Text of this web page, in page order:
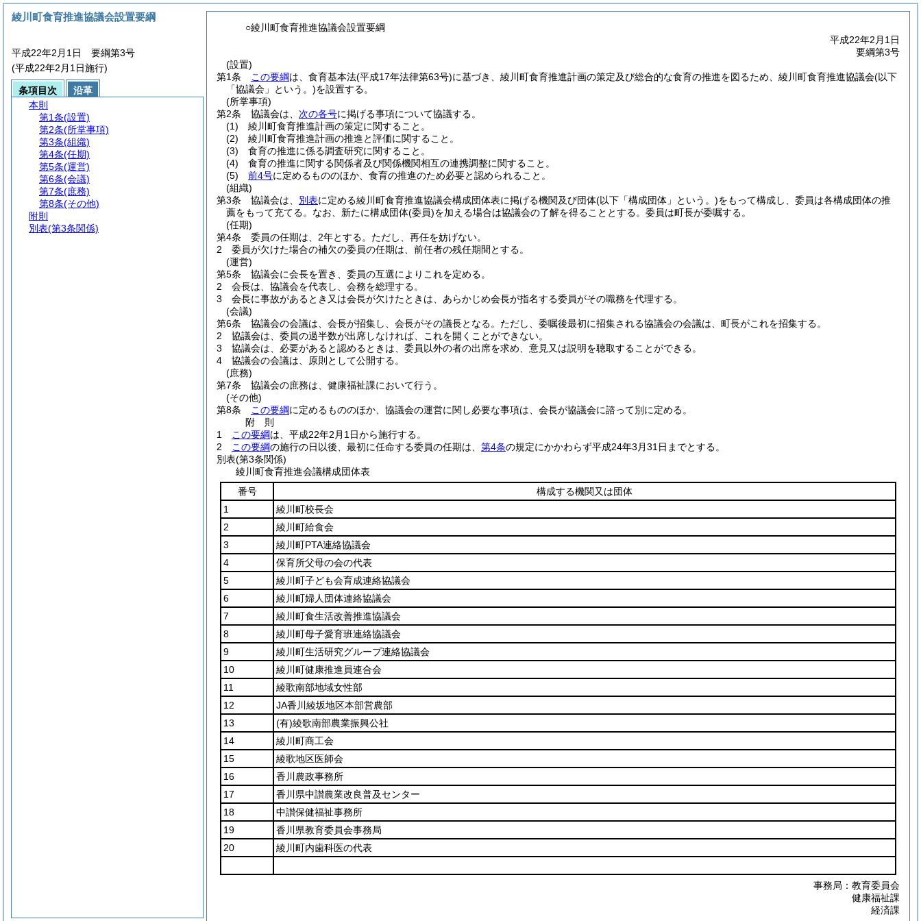
○綾川町食育推進協議会設置要綱
平成22年2月1日
要綱第3号
(設置)
第1条
この要綱は、食育基本法(平成17年法律第63号)に基づき、綾川町食育推進計画の策定及び総合的な食育の推進を図るため、綾川町食育推進協議会(以下
「協議会」という。)を設置する。
(所掌事項)
第2条
協議会は、 次の各号に掲げる事項について協議する。
(1)
綾川町食育推進計画の策定に関すること。
(2)
綾川町食育推進計画の推進と評価に関すること。
(3)
食育の推進に係る調査研究に関すること。
(4)
食育の推進に関する関係者及び関係機関相互の連携調整に関すること。
(5)
前4号に定めるもののほか、食育の推進のため必要と認められること。
(組織)
第3条
協議会は、 別表に定める綾川町食育推進協議会構成団体表に掲げる機関及び団体(以下「構成団体」という。)をもって構成し、委員は各構成団体の推
薦をもって充てる。 なお、新たに構成団体(委員)を加える場合は協議会の了解を得ることとする。 委員は町長が委嘱する。
(任期)
第4条
委員の任期は、2年とする。 ただし、再任を妨げない。
2
委員が欠けた場合の補欠の委員の任期は、前任者の残任期間とする。
(運営)
第5条
協議会に会長を置き、委員の互選によりこれを定める。
2
会長は、協議会を代表し、会務を総理する。
3
会長に事故があるとき又は会長が欠けたときは、あらかじめ会長が指名する委員がその職務を代理する。
(会議)
第6条
協議会の会議は、会長が招集し、会長がその議長となる。 ただし、委嘱後最初に招集される協議会の会議は、町長がこれを招集する。
2
協議会は、委員の過半数が出席しなければ、これを開くことができない。
3
協議会は、必要があると認めるときは、委員以外の者の出席を求め、意見又は説明を聴取することができる。
4
協議会の会議は、原則として公開する。
(庶務)
第7条
協議会の庶務は、健康福祉課において行う。
(その他)
第8条
この要綱に定めるもののほか、協議会の運営に関し必要な事項は、会長が協議会に諮って別に定める。
附 則
1
この要綱は、平成22年2月1日から施行する。
2
この要綱の施行の日以後、最初に任命する委員の任期は、 第4条の規定にかかわらず平成24年3月31日までとする。
別表(第3条関係)
綾川町食育推進会議構成団体表
番号
構成する機関又は団体
1
綾川町校長会
2
綾川町給食会
3
綾川町PTA連絡協議会
4
保育所父母の会の代表
5
綾川町子ども会育成連絡協議会
6
綾川町婦人団体連絡協議会
7
綾川町食生活改善推進協議会
8
綾川町母子愛育班連絡協議会
9
綾川町生活研究グループ連絡協議会
10
綾川町健康推進員連合会
11
綾歌南部地域女性部
12
JA香川綾坂地区本部営農部
13
(有)綾歌南部農業振興公社
14
綾川町商工会
15
綾歌地区医師会
16
香川農政事務所
17
香川県中讃農業改良普及センター
18
中讃保健福祉事務所
19
香川県教育委員会事務局
20
綾川町内歯科医の代表
事務局：教育委員会
健康福祉課
経済課
綾川町食育推進協議会設置要綱
平成22年2月1日 要綱第3号
(平成22年2月1日施行)
条項目次
沿革
本則
第1条(設置)
第2条(所掌事項)
第3条(組織)
第4条(任期)
第5条(運営)
第6条(会議)
第7条(庶務)
第8条(その他)
附則
別表(第3条関係)